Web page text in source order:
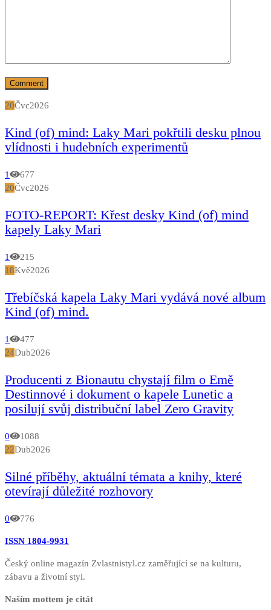
20Čvc2026
Kind (of) mind: Laky Mari pokřtili desku plnou
vlídnosti i hudebních experimentů
1
677
20Čvc2026
FOTO-REPORT: Křest desky Kind (of) mind
kapely Laky Mari
1
215
18Kvě2026
Třebíčská kapela Laky Mari vydává nové album
Kind (of) mind.
1
477
24Dub2026
Producenti z Bionautu chystají film o Emě
Destinnové i dokument o kapele Lunetic a
posilují svůj distribuční label Zero Gravity
0
1088
22Dub2026
Silné příběhy, aktuální témata a knihy, které
otevírají důležité rozhovory
0 776
ISSN 1804-9931
Český online magazín Zvlastnistyl.cz zaměřující se na kulturu,
zábavu a životní styl.
Naším mottem je citát